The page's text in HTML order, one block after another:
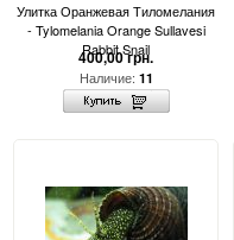
Улитка Оранжевая Тиломелания
- Tylomelania Orange Sullavesi
Rabbit Snail
400,00 грн.
Наличие: 11